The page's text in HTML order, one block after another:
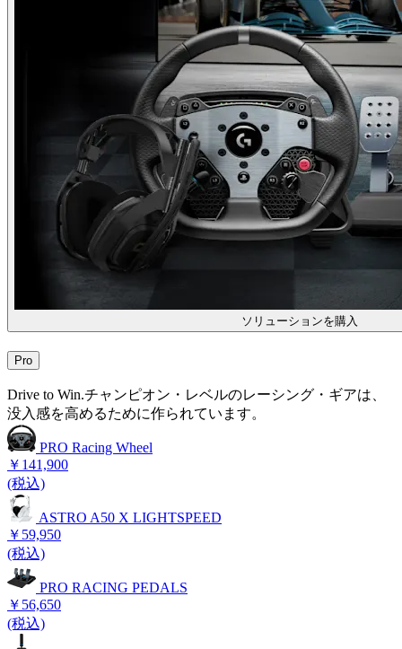
ソリューションを購入
Pro
Drive to Win.チャンピオン・レベルのレーシング・ギアは、
没入感を高めるために作られています。
PRO Racing Wheel
￥141,900
(税込)
ASTRO A50 X LIGHTSPEED
￥59,950
(税込)
PRO RACING PEDALS
￥56,650
(税込)